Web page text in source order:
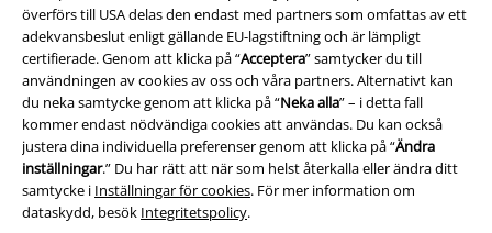
överförs till USA delas den endast med partners som omfattas av ett
adekvansbeslut enligt gällande EU-lagstiftning och är lämpligt
certifierade. Genom att klicka på “Acceptera” samtycker du till
användningen av cookies av oss och våra partners. Alternativt kan
du neka samtycke genom att klicka på “Neka alla” – i detta fall
kommer endast nödvändiga cookies att användas. Du kan också
justera dina individuella preferenser genom att klicka på “Ändra
inställningar.” Du har rätt att när som helst återkalla eller ändra ditt
samtycke i Inställningar för cookies. För mer information om
dataskydd, besök Integritetspolicy.
Villkor
Om oss
Ladda ner villkoren
Avfallshantering och miljöskydd
Försäkran om överensstämmelse